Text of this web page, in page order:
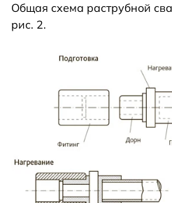
Общая схема раструбной
рис. 2.